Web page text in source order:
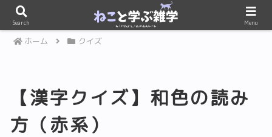
PR
ホーム クイズ
【漢字クイズ】和色の読み
方（赤系）
Search Menu